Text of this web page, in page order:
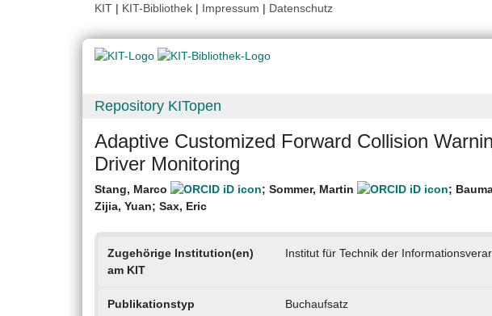
KIT | KIT-Bibliothek | Impressum | Datenschutz
Repository KITopen
Adaptive Customized Forward Collision
Driver Monitoring
Stang, Marco ; Sommer, Martin ;
Zijia, Yuan; Sax, Eric
Zugehörige Institution(en)
am KIT
Institut für Technik der
Publikationstyp Buchaufsatz